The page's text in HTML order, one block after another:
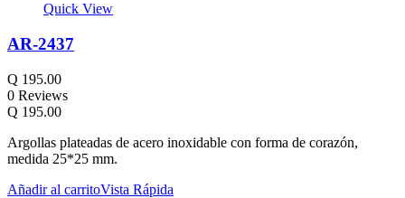
Quick View
AR-2437
Q 195.00
0 Reviews
Q 195.00
Argollas plateadas de acero inoxidable con forma de corazón,
medida 25*25 mm.
Añadir al carritoVista Rápida